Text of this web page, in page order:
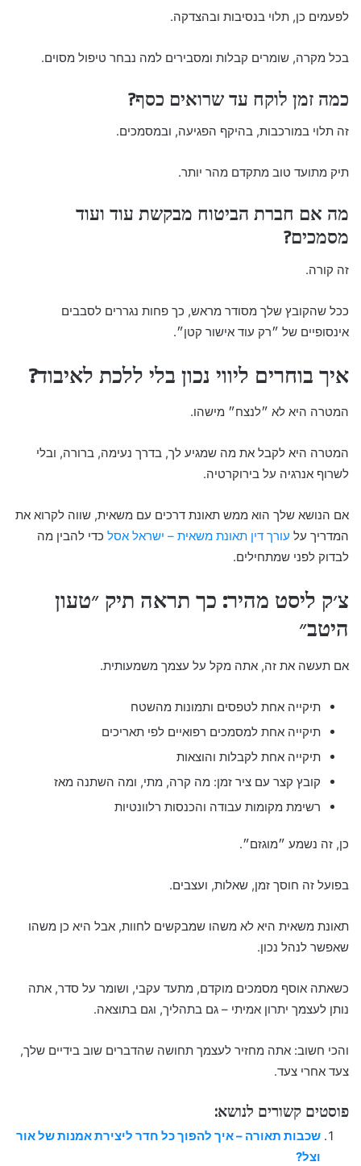
לפעמים כן, תלוי בנסיבות ובהצדקה.
בכל מקרה, שומרים קבלות ומסבירים למה נבחר טיפול מסוים.
כמה זמן לוקח עד שרואים כסף?
זה תלוי במורכבות, בהיקף הפגיעה, ובמסמכים.
תיק מתועד טוב מתקדם מהר יותר.
מה אם חברת הביטוח מבקשת עוד ועוד
מסמכים?
זה קורה.
ככל שהקובץ שלך מסודר מראש, כך פחות נגררים לסבבים
אינסופיים של ״רק עוד אישור קטן״.
איך בוחרים ליווי נכון בלי ללכת לאיבוד?
המטרה היא לא ״לנצח״ מישהו.
המטרה היא לקבל את מה שמגיע לך, בדרך נעימה, ברורה, ובלי
לשרוף אנרגיה על בירוקרטיה.
אם הנושא שלך הוא ממש תאונת דרכים עם משאית, שווה לקרוא את
המדריך על עורך דין תאונת משאית – ישראל אסל כדי להבין מה
לבדוק לפני שמתחילים.
צ׳ק ליסט מהיר: כך תראה תיק ״טעון
היטב״
אם תעשה את זה, אתה מקל על עצמך משמעותית.
תיקייה אחת לטפסים ותמונות מהשטח
תיקייה אחת למסמכים רפואיים לפי תאריכים
תיקייה אחת לקבלות והוצאות
קובץ קצר עם ציר זמן: מה קרה, מתי, ומה השתנה מאז
רשימת מקומות עבודה והכנסות רלוונטיות
כן, זה נשמע ״מוגזם״.
בפועל זה חוסך זמן, שאלות, ועצבים.
תאונת משאית היא לא משהו שמבקשים לחוות, אבל היא כן משהו
שאפשר לנהל נכון.
כשאתה אוסף מסמכים מוקדם, מתעד עקבי, ושומר על סדר, אתה
נותן לעצמך יתרון אמיתי – גם בתהליך, וגם בתוצאה.
והכי חשוב: אתה מחזיר לעצמך תחושה שהדברים שוב בידיים שלך,
צעד אחרי צעד.
פוסטים קשורים לנושא:
שכבות תאורה – איך להפוך כל חדר ליצירת אמנות של אור
וצל?